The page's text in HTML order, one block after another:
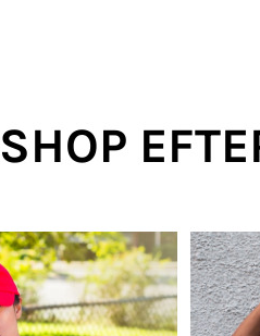
SHOP
Reklameartikler og
giveaways
Fashion Tees /
Sweats